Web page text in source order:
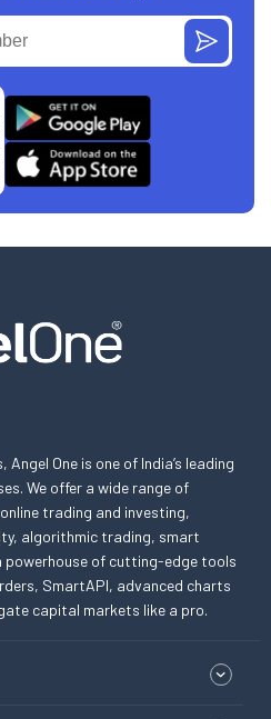
One is one of India’s leading
We offer a wide range of
trading and investing,
algorithmic trading, smart
powerhouse of cutting-edge tools
SmartAPI, advanced charts
capital markets like a pro.